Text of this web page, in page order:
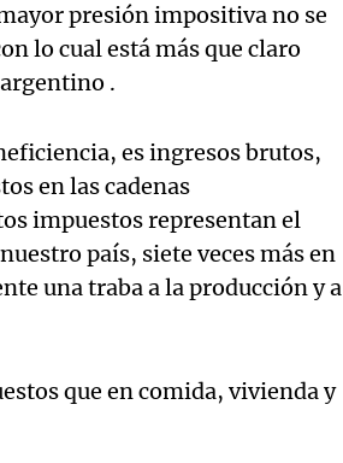
presión impositiva no se
lo cual está más que claro
.
es ingresos brutos,
en las cadenas
impuestos representan el
país, siete veces más en
una traba a la producción y a
que en comida, vivienda y